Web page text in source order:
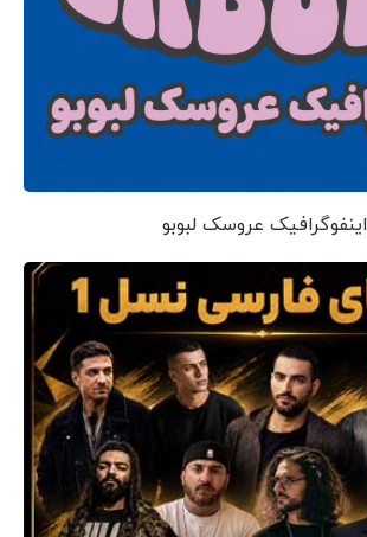
اینفوگرافیک عروسک لبوبو